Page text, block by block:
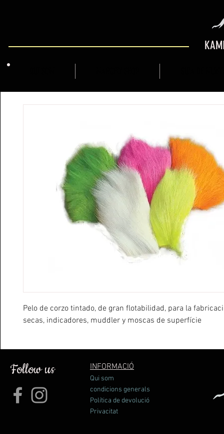
Pelo de corzo tintado, de gran flotabilidad, para la
secas, indicadores, muddler y moscas de superfície
Follow us INFORMACIÓ
Qui som
condicions generals
Política de devolució
Privacitat